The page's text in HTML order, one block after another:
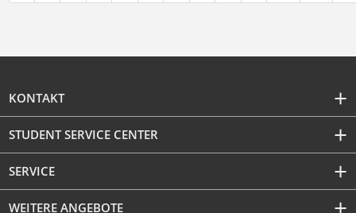
KONTAKT
STUDENT SERVICE CENTER
SERVICE
WEITERE ANGEBOTE